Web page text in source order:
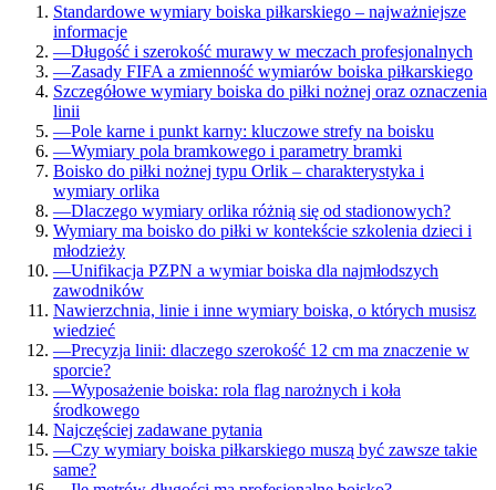
Standardowe wymiary boiska piłkarskiego – najważniejsze
informacje
—Długość i szerokość murawy w meczach profesjonalnych
—Zasady FIFA a zmienność wymiarów boiska piłkarskiego
Szczegółowe wymiary boiska do piłki nożnej oraz oznaczenia
linii
—Pole karne i punkt karny: kluczowe strefy na boisku
—Wymiary pola bramkowego i parametry bramki
Boisko do piłki nożnej typu Orlik – charakterystyka i
wymiary orlika
—Dlaczego wymiary orlika różnią się od stadionowych?
Wymiary ma boisko do piłki w kontekście szkolenia dzieci i
młodzieży
—Unifikacja PZPN a wymiar boiska dla najmłodszych
zawodników
Nawierzchnia, linie i inne wymiary boiska, o których musisz
wiedzieć
—Precyzja linii: dlaczego szerokość 12 cm ma znaczenie w
sporcie?
—Wyposażenie boiska: rola flag narożnych i koła
środkowego
Najczęściej zadawane pytania
—Czy wymiary boiska piłkarskiego muszą być zawsze takie
same?